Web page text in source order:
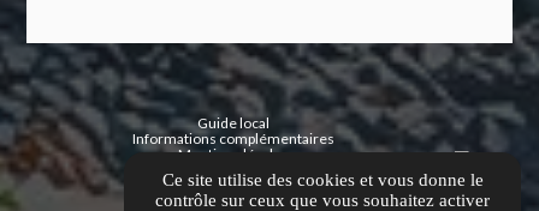
Guide local
Informations complémentaires
Mentions légales
Politique de confidentialité
Gestion des cookies
Ce site utilise des cookies et vous donne le
contrôle sur ceux que vous souhaitez activer